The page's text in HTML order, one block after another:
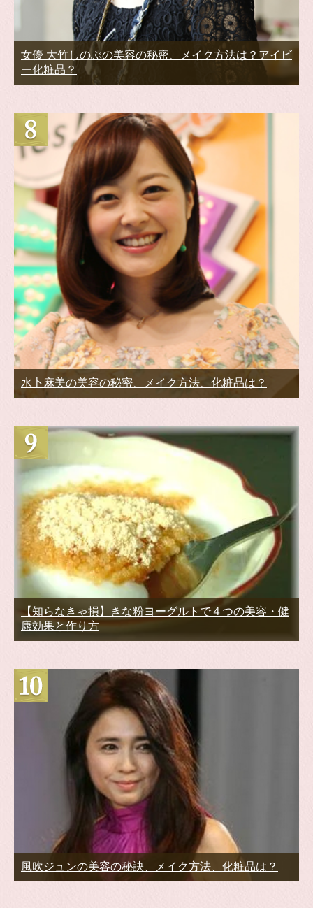
女優 大竹しのぶの美容の秘密、メイク方法は？アイビ
ー化粧品？
水卜麻美の美容の秘密、メイク方法、化粧品は？
【知らなきゃ損】きな粉ヨーグルトで４つの美容・健
康効果と作り方
風吹ジュンの美容の秘訣、メイク方法、化粧品は？